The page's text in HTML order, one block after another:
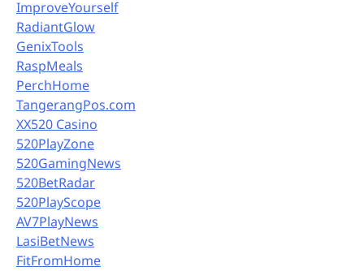
ImproveYourself
RadiantGlow
GenixTools
RaspMeals
PerchHome
TangerangPos.com
XX520 Casino
520PlayZone
520GamingNews
520BetRadar
520PlayScope
AV7PlayNews
LasiBetNews
FitFromHome